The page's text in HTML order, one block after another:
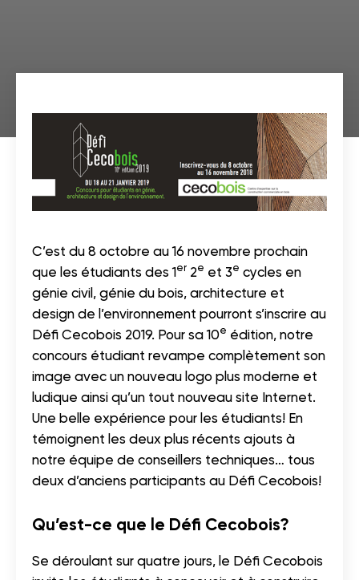
C’est du 8 octobre au 16 novembre prochain
que les étudiants des 1er 2e et 3e cycles en
génie civil, génie du bois, architecture et
design de l’environnement pourront s’inscrire au
Défi Cecobois 2019. Pour sa 10e édition, notre
concours étudiant revampe complètement son
image avec un nouveau logo plus moderne et
ludique ainsi qu’un tout nouveau site Internet.
Une belle expérience pour les étudiants! En
témoignent les deux plus récents ajouts à
notre équipe de conseillers techniques… tous
deux d’anciens participants au Défi Cecobois!
Qu’est-ce que le Défi Cecobois?
Se déroulant sur quatre jours, le Défi Cecobois